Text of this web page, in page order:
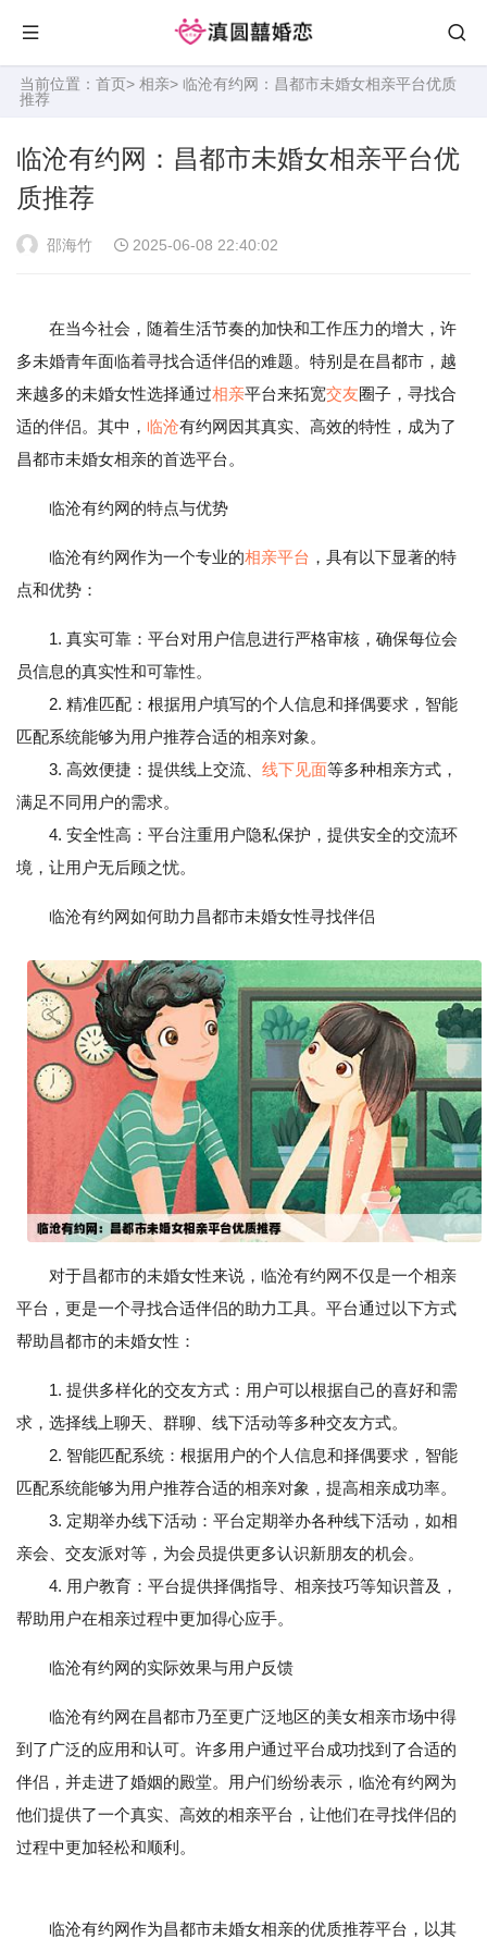
当前位置： 首页> 相亲> 临沧有约网：昌都市未婚女相亲平台优质
推荐
临沧有约网：昌都市未婚女相亲平台优
质推荐
邵海竹 2025-06-08 22:40:02
在当今社会，随着生活节奏的加快和工作压力的增大，许
多未婚青年面临着寻找合适伴侣的难题。特别是在昌都市，越
来越多的未婚女性选择通过相亲平台来拓宽交友圈子，寻找合
适的伴侣。其中， 临沧有约网因其真实、高效的特性，成为了
昌都市未婚女相亲的首选平台。
临沧有约网的特点与优势
临沧有约网作为一个专业的相亲平台 ，具有以下显著的特
点和优势：
1. 真实可靠：平台对用户信息进行严格审核，确保每位会
员信息的真实性和可靠性。
2. 精准匹配：根据用户填写的个人信息和择偶要求，智能
匹配系统能够为用户推荐合适的相亲对象。
3. 高效便捷：提供线上交流、 线下见面等多种相亲方式，
满足不同用户的需求。
4. 安全性高：平台注重用户隐私保护，提供安全的交流环
境，让用户无后顾之忧。
临沧有约网如何助力昌都市未婚女性寻找伴侣
对于昌都市的未婚女性来说，临沧有约网不仅是一个相亲
平台，更是一个寻找合适伴侣的助力工具。平台通过以下方式
帮助昌都市的未婚女性：
1. 提供多样化的交友方式：用户可以根据自己的喜好和需
求，选择线上聊天、群聊、线下活动等多种交友方式。
2. 智能匹配系统：根据用户的个人信息和择偶要求，智能
匹配系统能够为用户推荐合适的相亲对象，提高相亲成功率。
3. 定期举办线下活动：平台定期举办各种线下活动，如相
亲会、交友派对等，为会员提供更多认识新朋友的机会。
4. 用户教育：平台提供择偶指导、相亲技巧等知识普及，
帮助用户在相亲过程中更加得心应手。
临沧有约网的实际效果与用户反馈
临沧有约网在昌都市乃至更广泛地区的美女相亲市场中得
到了广泛的应用和认可。许多用户通过平台成功找到了合适的
伴侣，并走进了婚姻的殿堂。用户们纷纷表示，临沧有约网为
他们提供了一个真实、高效的相亲平台，让他们在寻找伴侣的
过程中更加轻松和顺利。
临沧有约网作为昌都市未婚女相亲的优质推荐平台，以其